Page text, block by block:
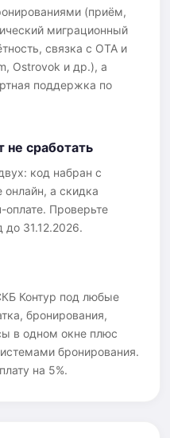
(приём,
миграционный
связка с OTA и
Ostrovok и др.), а
поддержка по
сработать
код набран с
онлайн, а скидка
оплате. Проверьте
до 31.12.2026.
Контур под любые
бронирования,
в одном окне плюс
бронирования.
на 5%.